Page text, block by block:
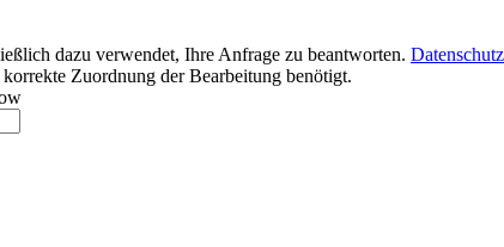
dazu verwendet, Ihre Anfrage zu beantworten.
Zuordnung der Bearbeitung benötigt.